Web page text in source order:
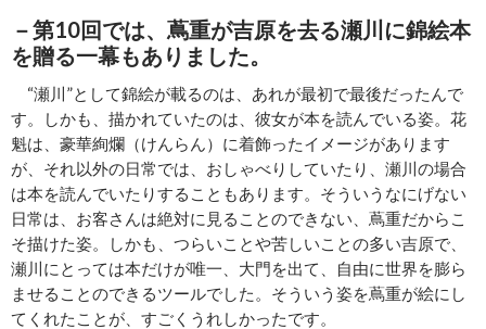
－第10回では、蔦重が吉原を去る瀬川に錦絵本
を贈る一幕もありました。
“瀬川”として錦絵が載るのは、あれが最初で最後だったんで
す。しかも、描かれていたのは、彼女が本を読んでいる姿。花
魁は、豪華絢爛（けんらん）に着飾ったイメージがあります
が、それ以外の日常では、おしゃべりしていたり、瀬川の場合
は本を読んでいたりすることもあります。そういうなにげない
日常は、お客さんは絶対に見ることのできない、蔦重だからこ
そ描けた姿。しかも、つらいことや苦しいことの多い吉原で、
瀬川にとっては本だけが唯一、大門を出て、自由に世界を膨ら
ませることのできるツールでした。そういう姿を蔦重が絵にし
てくれたことが、すごくうれしかったです。